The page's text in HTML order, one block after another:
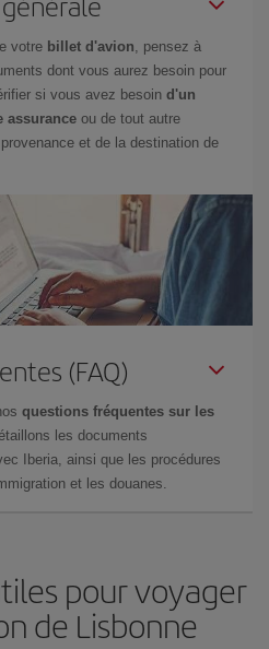
votre billet d'avion, pensez à
dont vous aurez besoin pour
si vous avez besoin d'un
assurance ou de tout autre
et de la destination de
(FAQ)
questions fréquentes sur les
les documents
Iberia, ainsi que les procédures
et les douanes.
pour voyager
de Lisbonne